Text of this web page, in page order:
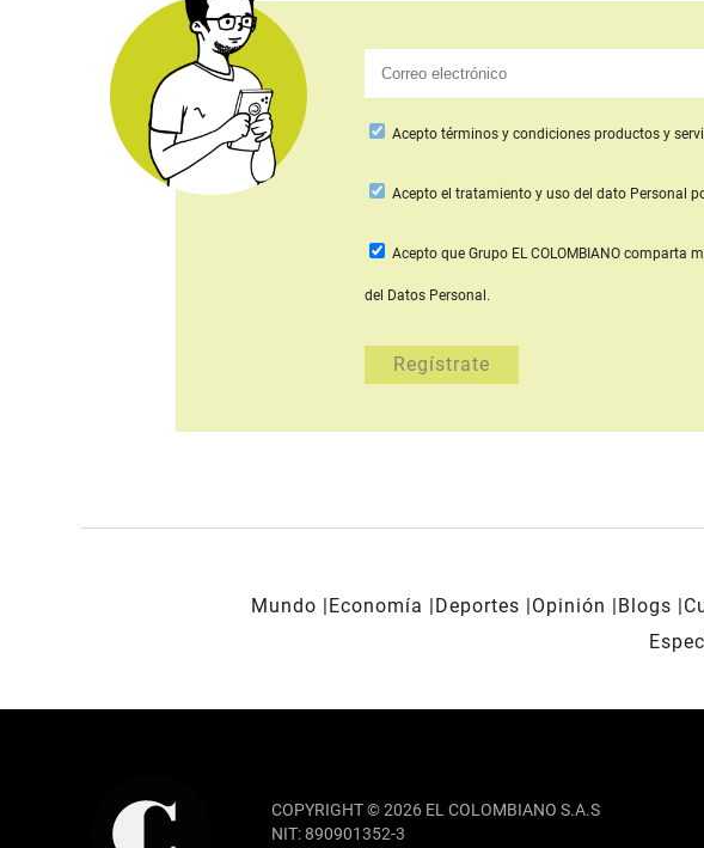
Acepto términos y condiciones productos y
Aceptoel tratamiento y uso del dato Personal
Acepto que Grupo EL COLOMBIANO comparta
del Datos Personal.
Mundo Economía Deportes Opinión Blogs
COPYRIGHT © 2026 EL COLOMBIANO S.A.S
NIT: 890901352-3